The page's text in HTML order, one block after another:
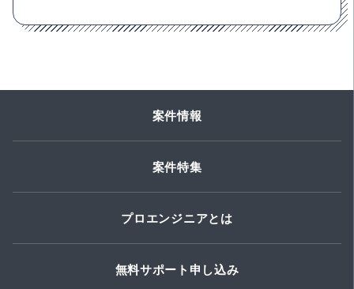
案件情報
案件特集
プロエンジニアとは
無料サポート申し込み